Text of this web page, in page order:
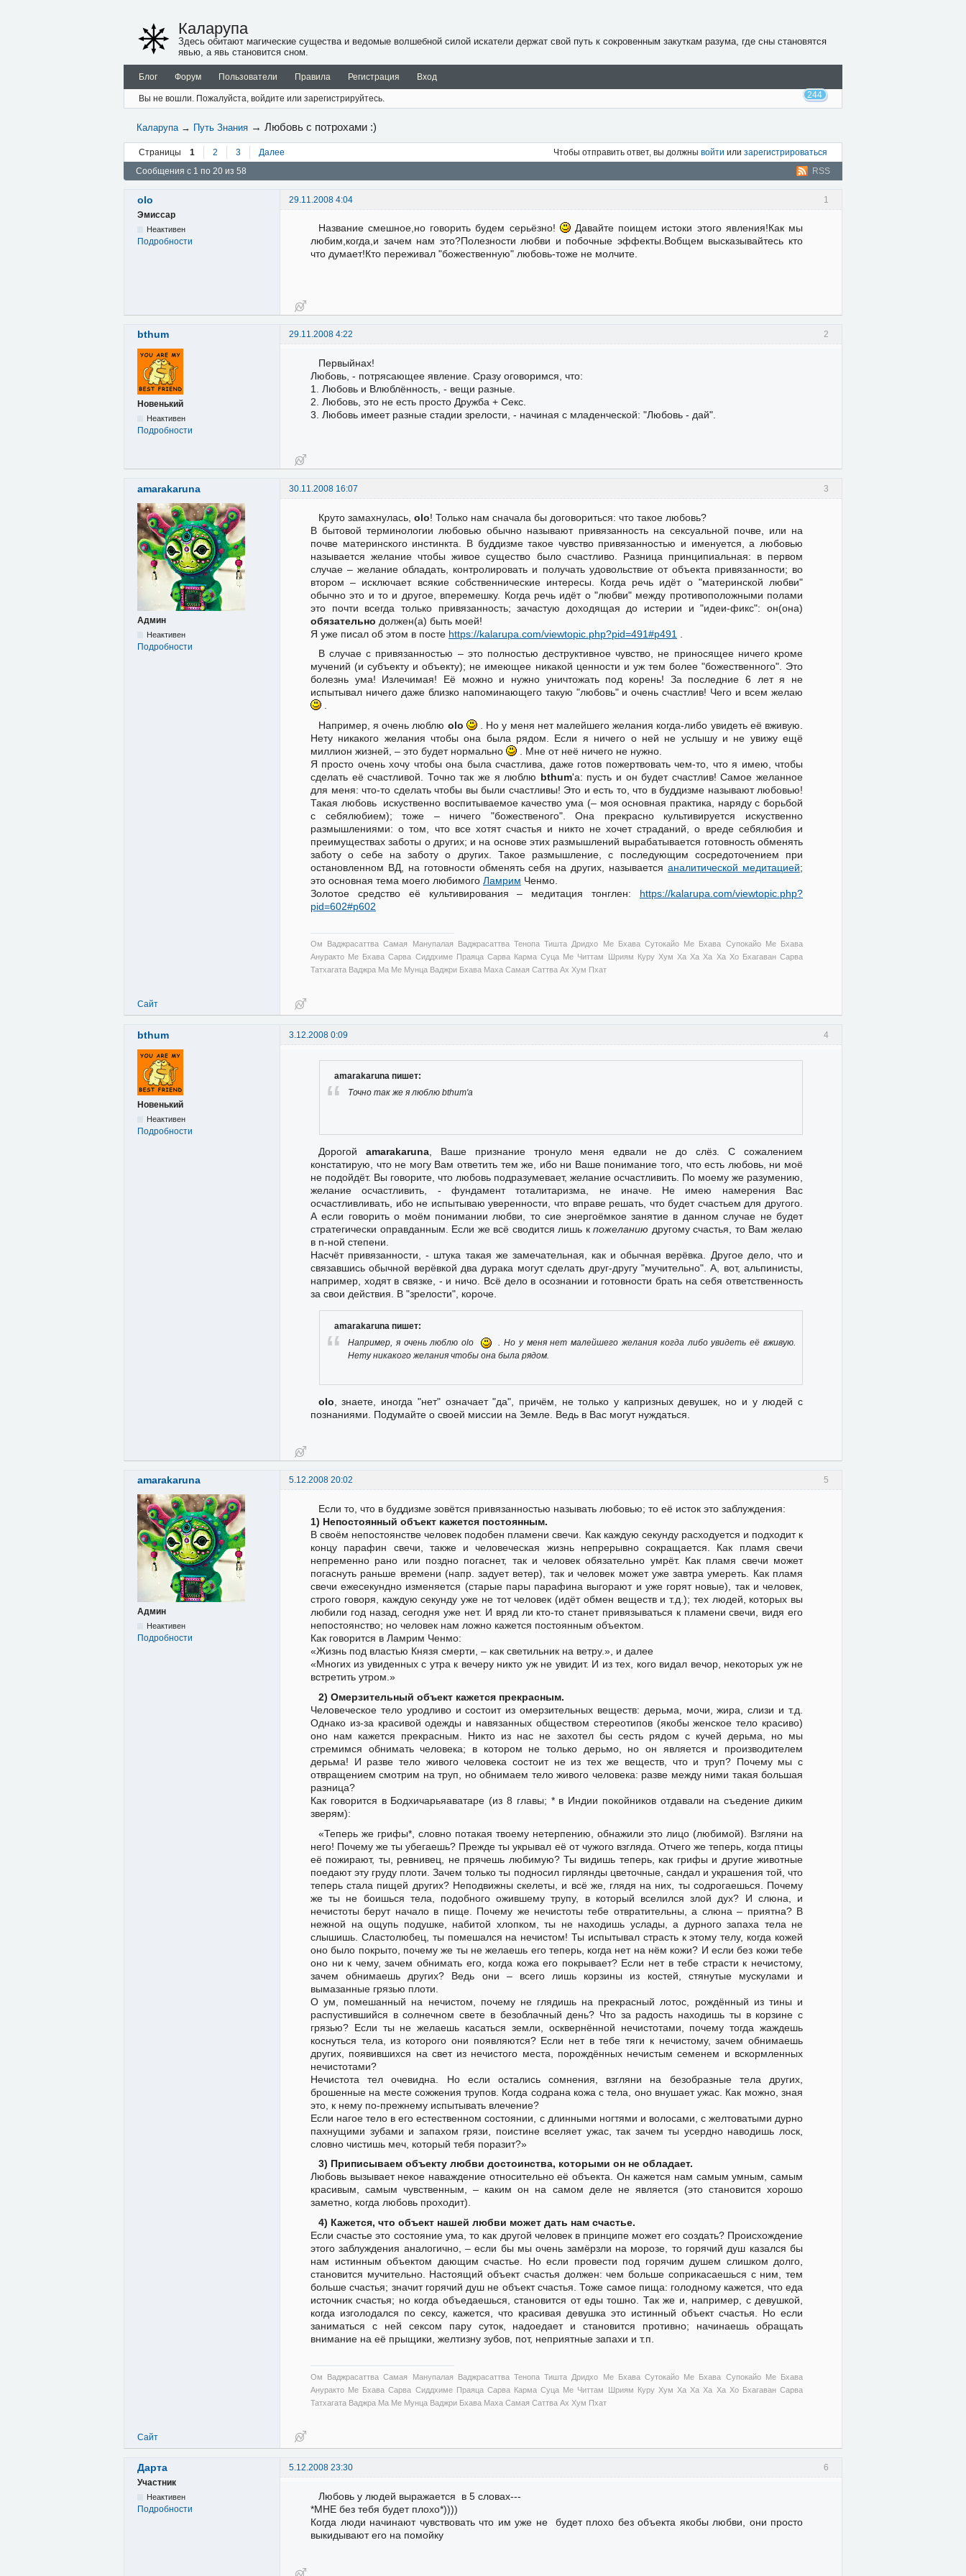
Каларупа
Здесь обитают магические существа и ведомые волшебной силой искатели держат свой путь к сокровенным закуткам разума, где сны становятся
явью, а явь становится сном.
Блог Форум Пользователи Правила Регистрация Вход
Вы не вошли. Пожалуйста, войдите или зарегистрируйтесь. 244
Каларупа → Путь Знания →Любовь с потрохами :)
Страницы 1 2 3 Далее Чтобы отправить ответ, вы должны войти или зарегистрироваться
RSS
Сообщения с 1 по 20 из 58
1
olo
29.11.2008 4:04
Эмиссар
Неактивен
Подробности
Название смешное,но говорить будем серьёзно!
Давайте поищем истоки этого явления!Как мы
любим,когда,и зачем нам это?Полезности любви и побочные эффекты.Вобщем высказывайтесь кто
что думает!Кто переживал "божественную" любовь-тоже не молчите.
2
bthum 29.11.2008 4:22
Новенький
Неактивен
Подробности
Первыйнах!
Любовь, - потрясающее явление. Сразу оговоримся, что:
1. Любовь и Влюблённость, - вещи разные.
2. Любовь, это не есть просто Дружба + Секс.
3. Любовь имеет разные стадии зрелости, - начиная с младенческой: "Любовь - дай".
3
amarakaruna 30.11.2008 16:07
Админ
Неактивен
Подробности
Круто замахнулась, olo! Только нам сначала бы договориться: что такое любовь?
В бытовой терминологии любовью обычно называют привязанность на сексуальной почве, или на
почве материнского инстинкта. В буддизме такое чувство привязанностью и именуется, а любовью
называется желание чтобы живое существо было счастливо. Разница принципиальная: в первом
случае – желание обладать, контролировать и получать удовольствие от объекта привязанности; во
втором – исключает всякие собственнические интересы. Когда речь идёт о "материнской любви"
обычно это и то и другое, вперемешку. Когда речь идёт о "любви" между противоположными полами
это почти всегда только привязанность; зачастую доходящая до истерии и "идеи-фикс": он(она)
обязательно должен(а) быть моей!
Я уже писал об этом в посте https://kalarupa.com/viewtopic.php?pid=491#p491
В случае с привязанностью – это полностью деструктивное чувство, не приносящее ничего кроме
мучений (и субъекту и объекту); не имеющее никакой ценности и уж тем более "божественного". Это
болезнь ума! Излечимая! Её можно и нужно уничтожать под корень! За последние 6 лет я не
испытывал ничего даже близко напоминающего такую "любовь" и очень счастлив! Чего и всем желаю
.
Например, я очень люблю olo
. Но у меня нет малейшего желания когда-либо увидеть её вживую.
Нету никакого желания чтобы она была рядом. Если я ничего о ней не услышу и не увижу ещё
миллион жизней, – это будет нормально
. Мне от неё ничего не нужно.
Я просто очень хочу чтобы она была счастлива, даже готов пожертвовать чем-то, что я имею, чтобы
сделать её счастливой. Точно так же я люблю bthum'а: пусть и он будет счастлив! Самое желанное
для меня: что-то сделать чтобы вы были счастливы! Это и есть то, что в буддизме называют любовью!
Такая любовь искуственно воспитываемое качество ума (– моя основная практика, наряду с борьбой
с себялюбием); тоже – ничего "божественого". Она прекрасно культивируется искуственно
размышлениями: о том, что все хотят счастья и никто не хочет страданий, о вреде себялюбия и
преимуществах заботы о других; и на основе этих размышлений вырабатывается готовность обменять
заботу о себе на заботу о других. Такое размышление, с последующим сосредоточением при
остановленном ВД, на готовности обменять себя на других, называетсяаналитической медитацией;
это основная тема моего любимого Ламрим Ченмо.
Золотое средство её культивирования – медитация тонглен: https://kalarupa.com/viewtopic.php?
pid=602#p602
Ом Ваджрасаттва Самая Манупалая Ваджрасаттва Тенопа Тишта Дридхо Ме Бхава Сутокайо Ме Бхава Супокайо Ме Бхава
Ануракто Ме Бхава Сарва Сиддхиме Праяца Сарва Карма Суца Ме Читтам Шриям Куру Хум Ха Ха Ха Ха Хо Бхагаван Сарва
Татхагата Ваджра Ма Ме Мунца Ваджри Бхава Маха Самая Саттва Ах Хум Пхат
Сайт
4
bthum 3.12.2008 0:09
Новенький
Неактивен
Подробности
amarakaruna пишет:
Точно так же я люблю bthum'а
Дорогой amarakaruna, Ваше признание тронуло меня едвали не до слёз. С сожалением
констатирую, что не могу Вам ответить тем же, ибо ни Ваше понимание того, что есть любовь, ни моё
не подойдёт. Вы говорите, что любовь подразумевает, желание осчастливить. По моему же разумению,
желание осчастливить, - фундамент тоталитаризма, не иначе. Не имею намерения Вас
осчастливливать, ибо не испытываю уверенности, что вправе решать, что будет счастьем для другого.
А если говорить о моём понимании любви, то сие энергоёмкое занятие в данном случае не будет
стратегически оправданным. Если же всё сводится лишь кпожеланию другому счастья, то Вам желаю
в n-ной степени.
Насчёт привязанности, - штука такая же замечательная, как и обычная верёвка. Другое дело, что и
связавшись обычной верёвкой два дурака могут сделать друг-другу "мучительно". А, вот, альпинисты,
например, ходят в связке, - и ничо. Всё дело в осознании и готовности брать на себя ответственность
за свои действия. В "зрелости", короче.
amarakaruna пишет:
Например, я очень люблю olo
. Но у меня нет малейшего желания когда либо увидеть её вживую.
Нету никакого желания чтобы она была рядом.
olo , знаете, иногда "нет" означает "да", причём, не только у капризных девушек, но и у людей с
познаниями. Подумайте о своей миссии на Земле. Ведь в Вас могут нуждаться.
5
amarakaruna 5.12.2008 20:02
Админ
Неактивен
Подробности
Если то, что в буддизме зовётся привязанностью называть любовью; то её исток это заблуждения:
1) Непостоянный объект кажется постоянным.
В своём непостоянстве человек подобен пламени свечи. Как каждую секунду расходуется и подходит к
концу парафин свечи, также и человеческая жизнь непрерывно сокращается. Как пламя свечи
непременно рано или поздно погаснет, так и человек обязательно умрёт. Как пламя свечи может
погаснуть раньше времени (напр. задует ветер), так и человек может уже завтра умереть. Как пламя
свечи ежесекундно изменяется (старые пары парафина выгорают и уже горят новые), так и человек,
строго говоря, каждую секунду уже не тот человек (идёт обмен веществ и т.д.); тех людей, которых вы
любили год назад, сегодня уже нет. И вряд ли кто-то станет привязываться к пламени свечи, видя его
непостоянство; но человек нам ложно кажется постоянным объектом.
Как говорится в Ламрим Ченмо:
«Жизнь под властью Князя смерти, – как светильник на ветру.», и далее
«Многих из увиденных с утра к вечеру никто уж не увидит. И из тех, кого видал вечор, некоторых уж не
встретить утром.»
2) Омерзительный объект кажется прекрасным.
Человеческое тело уродливо и состоит из омерзительных веществ: дерьма, мочи, жира, слизи и т.д.
Однако из-за красивой одежды и навязанных обществом стереотипов (якобы женское тело красиво)
оно нам кажется прекрасным. Никто из нас не захотел бы сесть рядом с кучей дерьма, но мы
стремимся обнимать человека; в котором не только дерьмо, но он является и производителем
дерьма! И разве тело живого человека состоит не из тех же веществ, что и труп? Почему мы с
отвращением смотрим на труп, но обнимаем тело живого человека: разве между ними такая большая
разница?
Как говорится в Бодхичарьяаватаре (из 8 главы; * в Индии покойников отдавали на съедение диким
зверям):
«Теперь же грифы*, словно потакая твоему нетерпению, обнажили это лицо (любимой). Взгляни на
него! Почему же ты убегаешь? Прежде ты укрывал её от чужого взгляда. Отчего же теперь, когда птицы
её пожирают, ты, ревнивец, не прячешь любимую? Ты видишь теперь, как грифы и другие животные
поедают эту груду плоти. Зачем только ты подносил гирлянды цветочные, сандал и украшения той, что
теперь стала пищей других? Неподвижны скелеты, и всё же, глядя на них, ты содрогаешься. Почему
же ты не боишься тела, подобного ожившему трупу, в который вселился злой дух? И слюна, и
нечистоты берут начало в пище. Почему же нечистоты тебе отвратительны, а слюна – приятна? В
нежной на ощупь подушке, набитой хлопком, ты не находишь услады, а дурного запаха тела не
слышишь. Сластолюбец, ты помешался на нечистом! Ты испытывал страсть к этому телу, когда кожей
оно было покрыто, почему же ты не желаешь его теперь, когда нет на нём кожи? И если без кожи тебе
оно ни к чему, зачем обнимать его, когда кожа его покрывает? Если нет в тебе страсти к нечистому,
зачем обнимаешь других? Ведь они – всего лишь корзины из костей, стянутые мускулами и
вымазанные грязью плоти.
О ум, помешанный на нечистом, почему не глядишь на прекрасный лотос, рождённый из тины и
распустившийся в солнечном свете в безоблачный день? Что за радость находишь ты в корзине с
грязью? Если ты не желаешь касаться земли, осквернённой нечистотами, почему тогда жаждешь
коснуться тела, из которого они появляются? Если нет в тебе тяги к нечистому, зачем обнимаешь
других, появившихся на свет из нечистого места, порождённых нечистым семенем и вскормленных
нечистотами?
Нечистота тел очевидна. Но если остались сомнения, взгляни на безобразные тела других,
брошенные на месте сожжения трупов. Когда содрана кожа с тела, оно внушает ужас. Как можно, зная
это, к нему по-прежнему испытывать влечение?
Если нагое тело в его естественном состоянии, с длинными ногтями и волосами, с желтоватыми дурно
пахнущими зубами и запахом грязи, поистине вселяет ужас, так зачем ты усердно наводишь лоск,
словно чистишь меч, который тебя поразит?»
3) Приписываем объекту любви достоинства, которыми он не обладает.
Любовь вызывает некое наваждение относительно её объекта. Он кажется нам самым умным, самым
красивым, самым чувственным, – каким он на самом деле не является (это становится хорошо
заметно, когда любовь проходит).
4) Кажется, что объект нашей любви может дать нам счастье.
Если счастье это состояние ума, то как другой человек в принципе может его создать? Происхождение
этого заблуждения аналогично, – если бы мы очень замёрзли на морозе, то горячий душ казался бы
нам истинным объектом дающим счастье. Но если провести под горячим душем слишком долго,
становится мучительно. Настоящий объект счастья должен: чем больше соприкасаешься с ним, тем
больше счастья; значит горячий душ не объект счастья. Тоже самое пища: голодному кажется, что еда
источник счастья; но когда объедаешься, становится от еды тошно. Так же и, например, с девушкой,
когда изголодался по сексу, кажется, что красивая девушка это истинный объект счастья. Но если
заниматься с ней сексом пару суток, надоедает и становится противно; начинаешь обращать
внимание на её прыщики, желтизну зубов, пот, неприятные запахи и т.п.
Ом Ваджрасаттва Самая Манупалая Ваджрасаттва Тенопа Тишта Дридхо Ме Бхава Сутокайо Ме Бхава Супокайо Ме Бхава
Ануракто Ме Бхава Сарва Сиддхиме Праяца Сарва Карма Суца Ме Читтам Шриям Куру Хум Ха Ха Ха Ха Хо Бхагаван Сарва
Татхагата Ваджра Ма Ме Мунца Ваджри Бхава Маха Самая Саттва Ах Хум Пхат
Сайт
6
Дарта
5.12.2008 23:30
Участник
Неактивен
Подробности
Любовь у людей выражается в 5 словах---
*МНЕ без тебя будет плохо*))))
Когда люди начинают чувствовать что им уже не будет плохо без объекта якобы любви, они просто
выкидывают его на помойку